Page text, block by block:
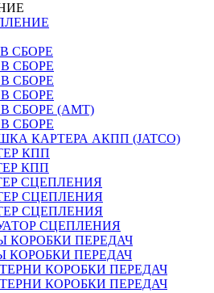
В СБОРЕ
В СБОРЕ
В СБОРЕ
В СБОРЕ
В СБОРЕ (AMT)
В СБОРЕ
КАРТЕРА АКПП (JATCO)
КПП
КПП
СЦЕПЛЕНИЯ
СЦЕПЛЕНИЯ
СЦЕПЛЕНИЯ
СЦЕПЛЕНИЯ
КОРОБКИ ПЕРЕДАЧ
КОРОБКИ ПЕРЕДАЧ
КОРОБКИ ПЕРЕДАЧ
КОРОБКИ ПЕРЕДАЧ